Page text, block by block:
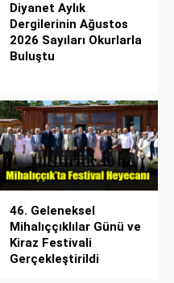
Diyanet Aylık
Dergilerinin Ağustos
2026 Sayıları Okurlarla
Buluştu
46. Geleneksel
Mihalıççıklılar Günü ve
Kiraz Festivali
Gerçekleştirildi